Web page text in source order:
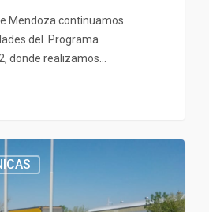
Mendoza continuamos
del Programa
donde realizamos…